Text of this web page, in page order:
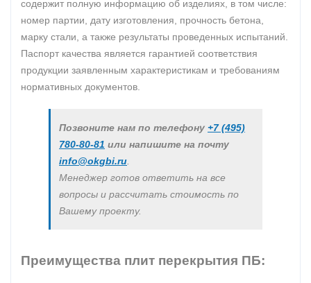
содержит полную информацию об изделиях, в том числе:
номер партии, дату изготовления, прочность бетона,
марку стали, а также результаты проведенных испытаний.
Паспорт качества является гарантией соответствия
продукции заявленным характеристикам и требованиям
нормативных документов.
Позвоните нам по телефону +7 (495)
780-80-81 или напишите на почту
info@okgbi.ru
Менеджер готов ответить на все
вопросы и рассчитать стоимость по
Вашему проекту.
Преимущества плит перекрытия ПБ: